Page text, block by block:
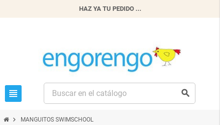
HAZ YA TU PEDIDO ...
view_headline search
chevron_right MANGUITOS SWIMSCHOOL